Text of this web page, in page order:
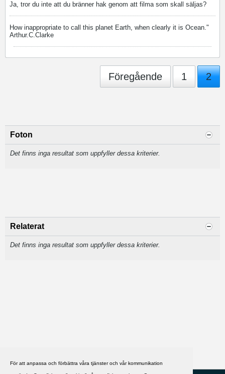
För att anpassa och förbättra våra tjänster och vår kommunikation
Ja, tror du inte att du bränner hak genom att filma som skall säljas?
How inappropriate to call this planet Earth, when clearly it is Ocean."
Arthur.C.Clarke
Föregående 1 2
Foton
Det finns inga resultat som uppfyller dessa kriterier.
Relaterat
Det finns inga resultat som uppfyller dessa kriterier.